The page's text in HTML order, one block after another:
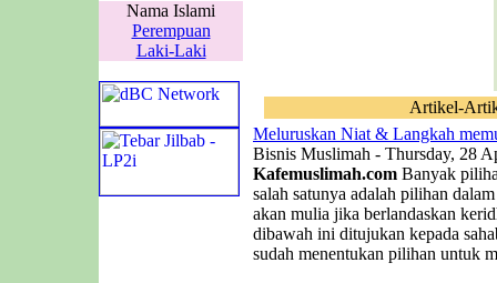
Nama Islami
Perempuan
Laki-Laki
Artikel-
Meluruskan Niat & Langkah
Bisnis Muslimah - Thursday, 28
Kafemuslimah.com Banyak
salah satunya adalah pilihan
akan mulia jika berlandaskan
dibawah ini ditujukan kepada
sudah menentukan pilihan untuk